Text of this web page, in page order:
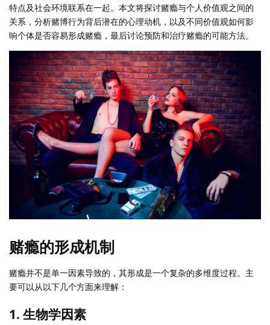
特点及社会环境联系在一起。本文将探讨赌瘾与个人价值观之间的
关系，分析赌博行为背后潜在的心理动机，以及不同价值观如何影
响个体是否容易形成赌瘾，最后讨论预防和治疗赌瘾的可能方法。
赌瘾的形成机制
赌瘾并不是单一因素导致的，其形成是一个复杂的多维度过程。主
要可以从以下几个方面来理解：
1. 生物学因素